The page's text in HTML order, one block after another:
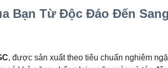
Bạn Từ Độc Đáo Đến
, được sản xuất theo tiêu chuẩn nghiêm